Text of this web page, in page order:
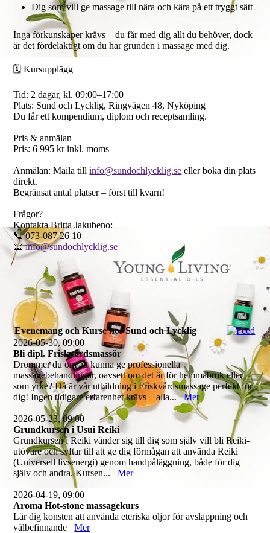
Dig som vill ge massage till nära och kära på ett tryggt sätt
Inga förkunskaper krävs – du får med dig allt du behöver, dock
är det fördelaktigt om du har grunden i massage med dig.
🗓️ Kursupplägg
Tid: 2 dagar, kl. 09:00–17:00
Plats: Sund och Lycklig, Ringvägen 48, Nyköping
Du får ett kompendium, diplom och receptsamling.
Pris & anmälan
Pris: 6 995 kr inkl. moms
Anmälan: Maila tillinfo@sundochlycklig.se eller boka din plats
direkt.
Begränsat antal platser – först till kvarn!
Frågor?
Kontakta Britta Jakubeno:
📞 073-087 26 10
📧info@sundochlycklig.se
Evenemang och Kurse hos Sund och Lycklig
2026-05-30, 09:00
Bli dipl. Friskvårdsmassör
Drömmer du om att kunna ge professionella
massagebehandlingar, oavsett om det är för hemmabruk eller
som yrke? Då är vår utbildning i Friskvårdsmassage perfekt för
dig! Ingen tidigare erfarenhet krävs – alla...Mer
2026-05-23, 09:00
Grundkursen i Usui Reiki
Grundkursen i Reiki vänder sig till dig som själv vill bli Reiki-
utövare och syftar till att ge dig förmågan att använda Reiki
(Universell livsenergi) genom handpåläggning, både för dig
själv och andra. Kursen...Mer
2026-04-19, 09:00
Aroma Hot-stone massagekurs
Lär dig konsten att använda eteriska oljor för avslappning och
välbefinnandeMer